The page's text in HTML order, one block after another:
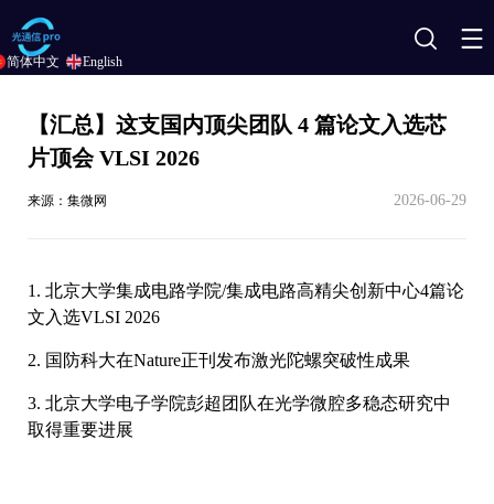
搜
【汇总】这支国内顶尖团队 4 篇论文入选芯
片顶会 VLSI 2026
来源：集微网 2026-06-29
1. 北京大学集成电路学院/集成电路高精尖创新中心4篇论
文入选VLSI 2026
2. 国防科大在Nature正刊发布激光陀螺突破性成果
3. 北京大学电子学院彭超团队在光学微腔多稳态研究中
取得重要进展
简体中文 English